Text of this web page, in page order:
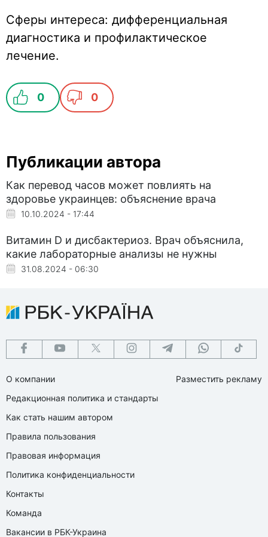
Сферы интереса: дифференциальная
диагностика и профилактическое
лечение.
0 0
Публикации автора
Как перевод часов может повлиять на
здоровье украинцев: объяснение врача
10.10.2024 - 17:44
Витамин D и дисбактериоз. Врач объяснила,
какие лабораторные анализы не нужны
31.08.2024 - 06:30
О компании
Редакционная политика и стандарты
Как стать нашим автором
Правила пользования
Правовая информация
Политика конфиденциальности
Контакты
Команда
Вакансии в РБК-Украина
Разместить рекламу